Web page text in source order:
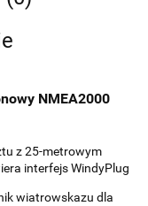
NMEA2000
z 25-metrowym
interfejs WindyPlug
wiatrowskazu dla